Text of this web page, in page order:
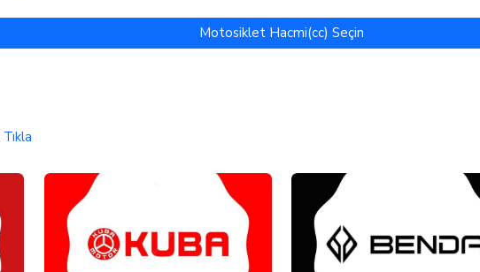
Motosiklet Hacmi(cc) Seçin
Tıkla